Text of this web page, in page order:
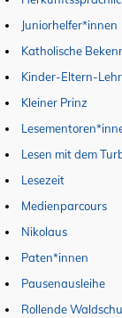
Juniorhelfer*innen
Katholische
Kinder-Eltern-
Kleiner Prinz
Lesen mit dem
Lesezeit
Medienparcours
Nikolaus
Paten*innen
Pausenausleihe
Rollende